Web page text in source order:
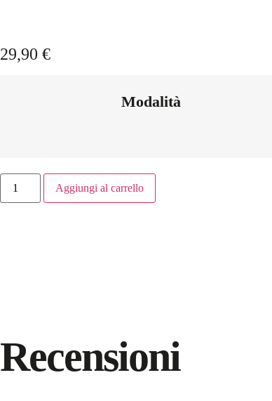
29,90 €
Modalità
Aggiungi al carrello
Recensioni